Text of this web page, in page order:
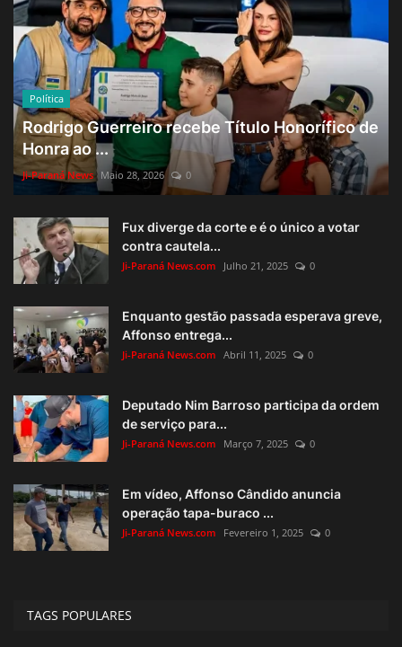
Política
Rodrigo Guerreiro recebe Título Honorífico de
Honra ao ...
Ji-Paraná News Maio 28, 2026 0
Fux diverge da corte e é o único a votar
contra cautela...
Ji-Paraná News.com Julho 21, 2025 0
Enquanto gestão passada esperava greve,
Affonso entrega...
Ji-Paraná News.com Abril 11, 2025 0
Deputado Nim Barroso participa da ordem
de serviço para...
Ji-Paraná News.com Março 7, 2025 0
Em vídeo, Affonso Cândido anuncia
operação tapa-buraco ...
Ji-Paraná News.com Fevereiro 1, 2025 0
TAGS POPULARES